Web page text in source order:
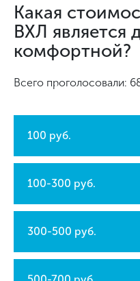
Какая
ВХЛ является
комфортной?
Всего проголосовали:
100 руб.
100-300 руб.
300-500 руб.